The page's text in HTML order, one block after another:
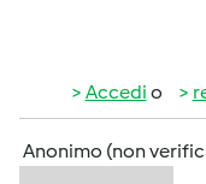
Accedi o
Anonimo (non